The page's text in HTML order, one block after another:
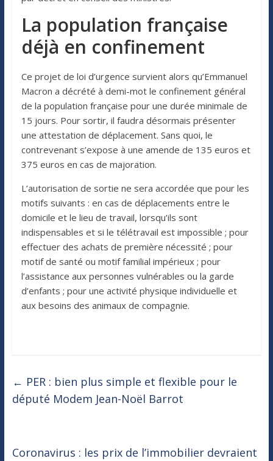
La population française
déjà en confinement
Ce projet de loi d’urgence survient alors qu’Emmanuel
Macron a décrété à demi-mot le confinement général
de la population française pour une durée minimale de
15 jours. Pour sortir, il faudra désormais présenter
une attestation de déplacement. Sans quoi, le
contrevenant s’expose à une amende de 135 euros et
375 euros en cas de majoration.
L’autorisation de sortie ne sera accordée que pour les
motifs suivants : en cas de déplacements entre le
domicile et le lieu de travail, lorsqu’ils sont
indispensables et si le télétravail est impossible ; pour
effectuer des achats de première nécessité ; pour
motif de santé ou motif familial impérieux ; pour
l’assistance aux personnes vulnérables ou la garde
d’enfants ; pour une activité physique individuelle et
aux besoins des animaux de compagnie.
← PER : bien plus simple et flexible pour le
député Modem Jean-Noël Barrot
Coronavirus : les prix de l’immobilier devraient